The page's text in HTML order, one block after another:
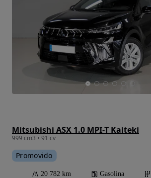
Mitsubishi ASX 1.0 MPI-T Kaiteki
999 cm3 • 91 cv
Promovido
20 782 km Gasolina